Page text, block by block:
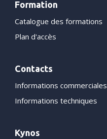
Formation
Catalogue des formations
Plan d'accès
Contacts
Informations commerciales
Informations techniques
Kynos